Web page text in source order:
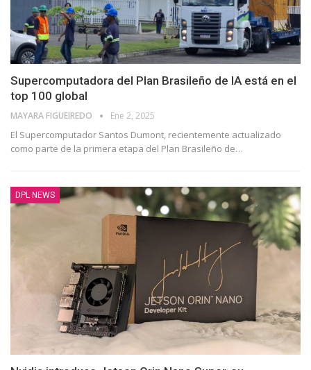
Supercomputadora del Plan Brasileño de IA está en el
top 100 global
⁨MAYARA FIGUEIREDO Ene 2, 2025
El Supercomputador Santos Dumont, recientemente actualizado
como parte de la primera etapa del Plan Brasileño de…
DPL NEWS